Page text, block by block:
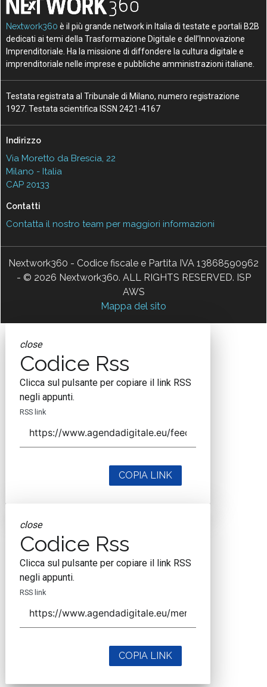
Nextwork360 è il più grande network in Italia di testate e portali B2B
dedicati ai temi della Trasformazione Digitale e dell’Innovazione
Imprenditoriale. Ha la missione di diffondere la cultura digitale e
imprenditoriale nelle imprese e pubbliche amministrazioni italiane.
Testata registrata al Tribunale di Milano, numero registrazione
1927. Testata scientifica ISSN 2421-4167
Indirizzo
Via Moretto da Brescia, 22
Milano - Italia
CAP 20133
Contatti
Contatta il nostro team per maggiori informazioni
Nextwork360 - Codice fiscale e Partita IVA 13868590962
- © 2026 Nextwork360. ALL RIGHTS RESERVED. ISP
AWS
Mappa del sito
close
Codice Rss
Clicca sul pulsante per copiare il link RSS
negli appunti.
RSS link
COPIA LINK
close
Codice Rss
Clicca sul pulsante per copiare il link RSS
negli appunti.
RSS link
COPIA LINK